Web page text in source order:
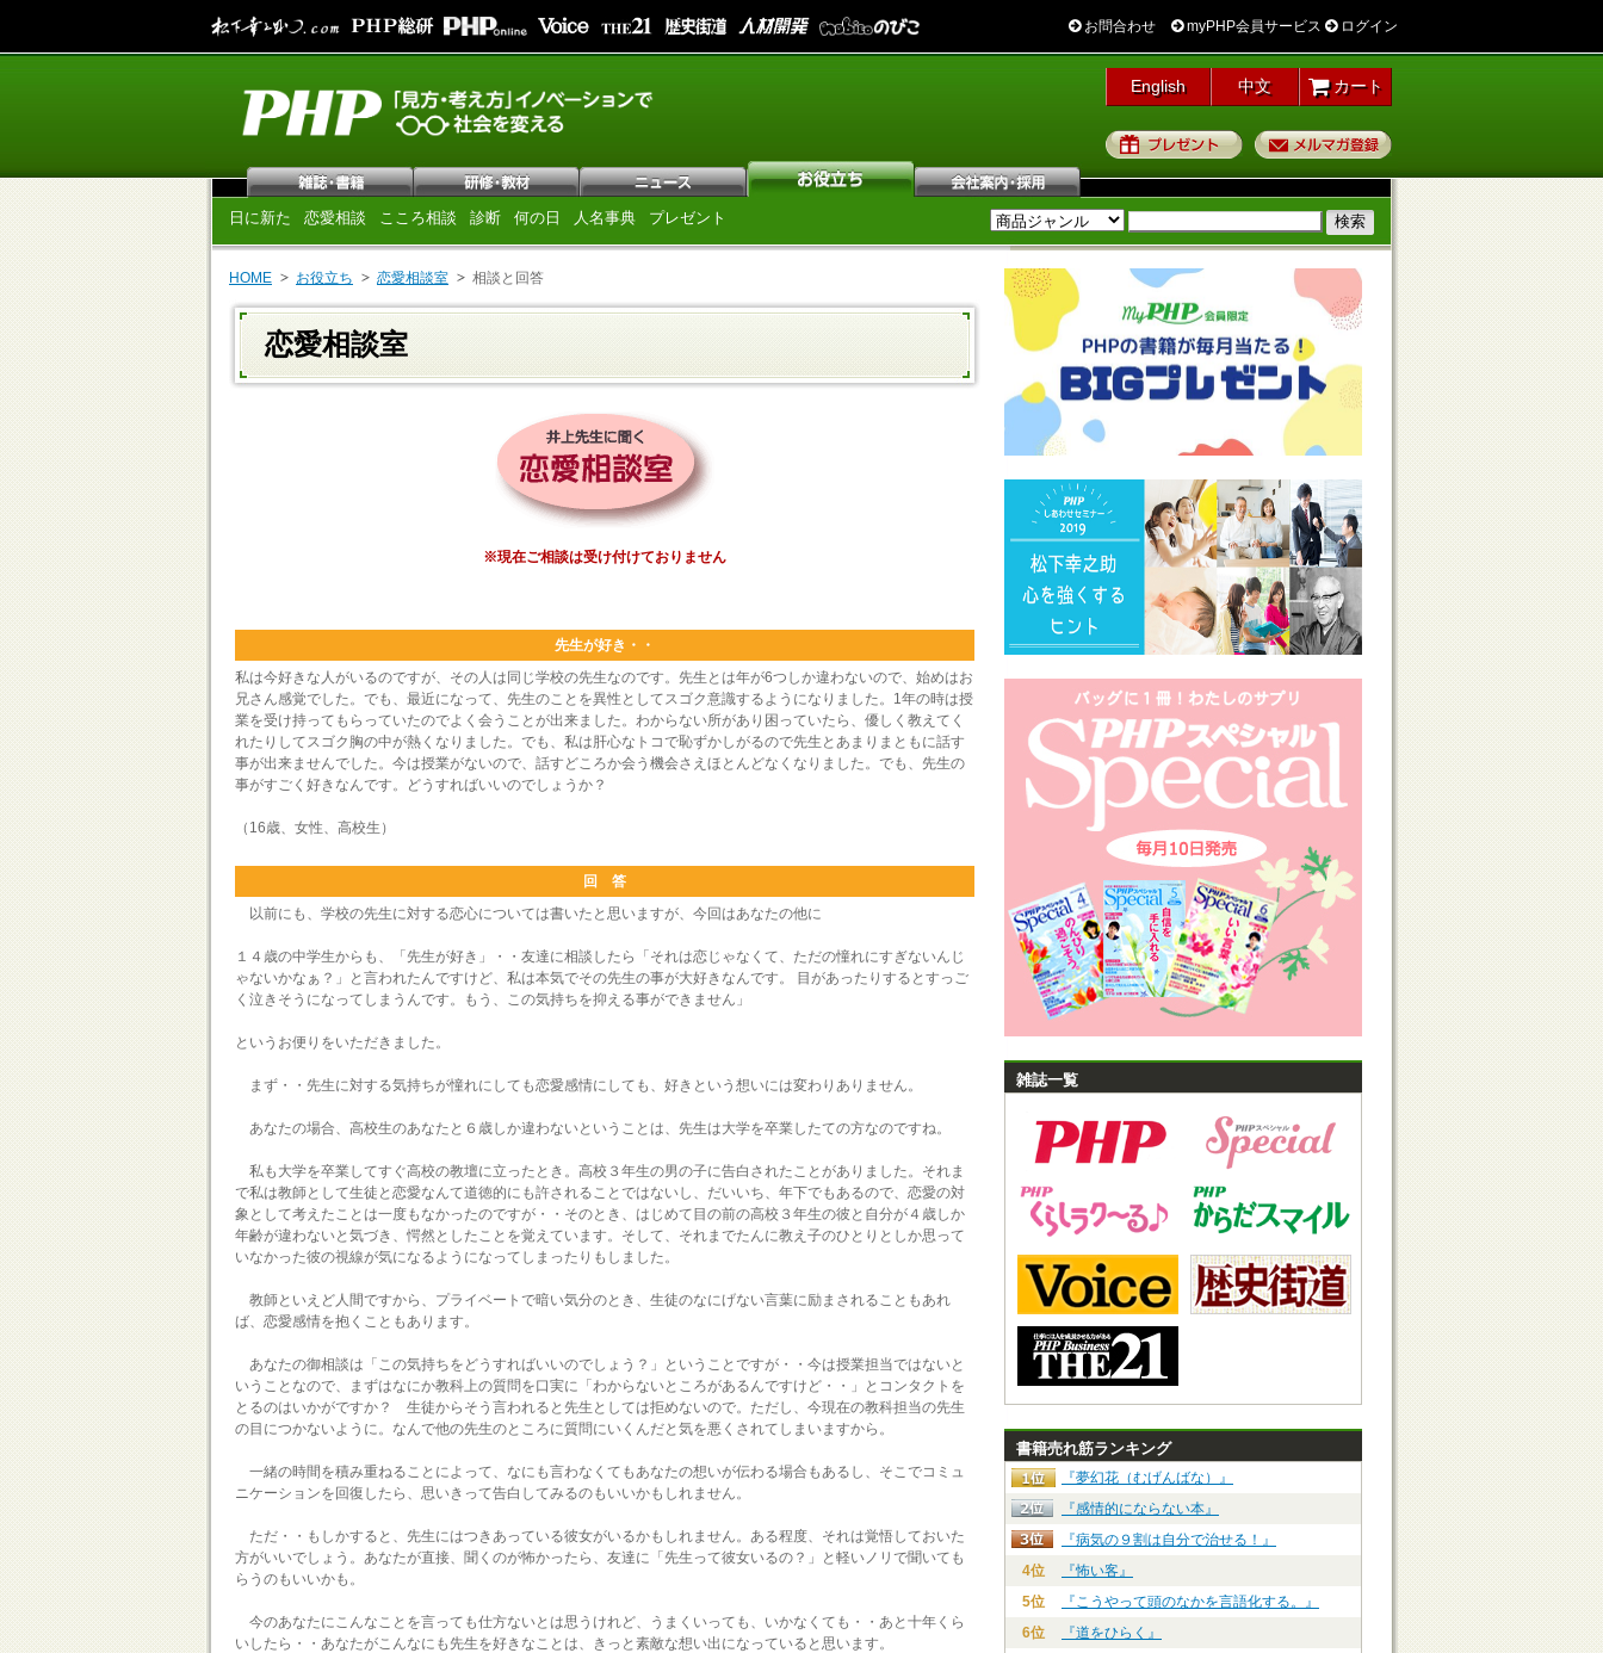
お問合わせ myPHP会員サービス ログイン
English 中文 カート
プレゼント
日に新た 恋愛相談 こころ相談 診断 何の日 人名事典 プレゼント
HOME お役立ち 恋愛相談室 相談と回答
恋愛相談室
※現在ご相談は受け付けておりません
先生が好き・・
私は今好きな人がいるのですが、その人は同じ学校の先生なのです。先生とは年が6つしか違わないので、始めはお
兄さん感覚でした。でも、最近になって、先生のことを異性としてスゴク意識するようになりました。1年の時は授
業を受け持ってもらっていたのでよく会うことが出来ました。わからない所があり困っていたら、優しく教えてく
れたりしてスゴク胸の中が熱くなりました。でも、私は肝心なトコで恥ずかしがるので先生とあまりまともに話す
事が出来ませんでした。今は授業がないので、話すどころか会う機会さえほとんどなくなりました。でも、先生の
事がすごく好きなんです。どうすればいいのでしょうか？
（16歳、女性、高校生）
回 答
以前にも、学校の先生に対する恋心については書いたと思いますが、今回はあなたの他に
１４歳の中学生からも、「先生が好き」・・友達に相談したら「それは恋じゃなくて、ただの憧れにすぎないんじ
ゃないかなぁ？」と言われたんですけど、私は本気でその先生の事が大好きなんです。 目があったりするとすっご
く泣きそうになってしまうんです。もう、この気持ちを抑える事ができません」
というお便りをいただきました。
まず・・先生に対する気持ちが憧れにしても恋愛感情にしても、好きという想いには変わりありません。
あなたの場合、高校生のあなたと６歳しか違わないということは、先生は大学を卒業したての方なのですね。
私も大学を卒業してすぐ高校の教壇に立ったとき。高校３年生の男の子に告白されたことがありました。それま
で私は教師として生徒と恋愛なんて道徳的にも許されることではないし、だいいち、年下でもあるので、恋愛の対
象として考えたことは一度もなかったのですが・・そのとき、はじめて目の前の高校３年生の彼と自分が４歳しか
年齢が違わないと気づき、愕然としたことを覚えています。そして、それまでたんに教え子のひとりとしか思って
いなかった彼の視線が気になるようになってしまったりもしました。
教師といえど人間ですから、プライベートで暗い気分のとき、生徒のなにげない言葉に励まされることもあれ
ば、恋愛感情を抱くこともあります。
あなたの御相談は「この気持ちをどうすればいいのでしょう？」ということですが・・今は授業担当ではないと
いうことなので、まずはなにか教科上の質問を口実に「わからないところがあるんですけど・・」とコンタクトを
とるのはいかがですか？ 生徒からそう言われると先生としては拒めないので。ただし、今現在の教科担当の先生
の目につかないように。なんで他の先生のところに質問にいくんだと気を悪くされてしまいますから。
一緒の時間を積み重ねることによって、なにも言わなくてもあなたの想いが伝わる場合もあるし、そこでコミュ
ニケーションを回復したら、思いきって告白してみるのもいいかもしれません。
ただ・・もしかすると、先生にはつきあっている彼女がいるかもしれません。ある程度、それは覚悟しておいた
方がいいでしょう。あなたが直接、聞くのが怖かったら、友達に「先生って彼女いるの？」と軽いノリで聞いても
らうのもいいかも。
今のあなたにこんなことを言っても仕方ないとは思うけれど、うまくいっても、いかなくても・・あと十年くら
いしたら・・あなたがこんなにも先生を好きなことは、きっと素敵な想い出になっていると思います。
雑誌一覧
書籍売れ筋ランキング
『夢幻花（むげんばな）』
『感情的にならない本』
『病気の９割は自分で治せる！』
4位
『怖い客』
5位
『こうやって頭のなかを言語化する。』
6位
『道をひらく』